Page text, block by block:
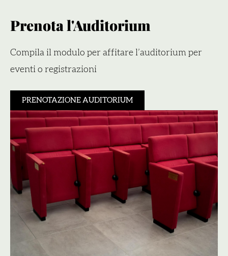
Prenota l'Auditorium
Compila il modulo per affitare l’auditorium per
eventi o registrazioni
PRENOTAZIONE AUDITORIUM